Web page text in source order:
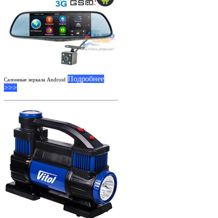
Салонные зеркала Android Подробнее
>>>